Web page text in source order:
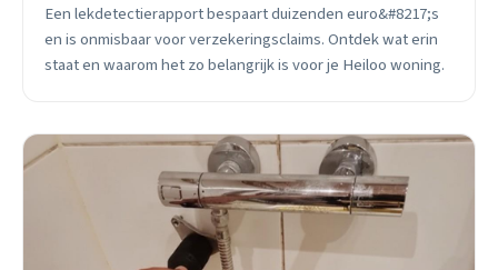
Een lekdetectierapport bespaart duizenden euro&#8217;s
en is onmisbaar voor verzekeringsclaims. Ontdek wat erin
staat en waarom het zo belangrijk is voor je Heiloo woning.